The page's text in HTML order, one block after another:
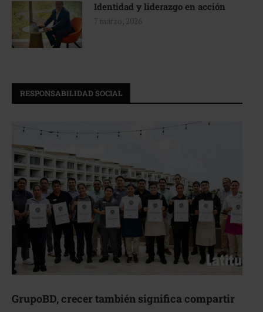
Identidad y liderazgo en acción
7 marzo, 2026
RESPONSABILIDAD SOCIAL
GrupoBD, crecer también significa compartir